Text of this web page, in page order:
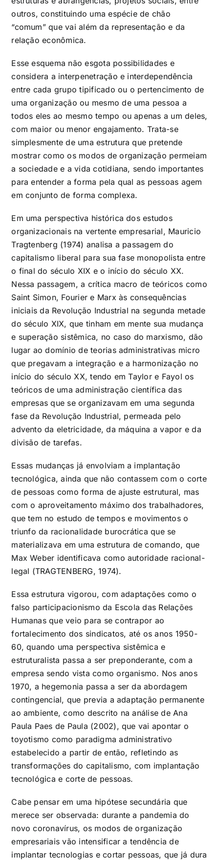
outros, constituindo uma espécie de chão
“comum” que vai além da representação e da
relação econômica.
Esse esquema não esgota possibilidades e
considera a interpenetração e interdependência
entre cada grupo tipificado ou o pertencimento de
uma organização ou mesmo de uma pessoa a
todos eles ao mesmo tempo ou apenas a um deles,
com maior ou menor engajamento. Trata-se
simplesmente de uma estrutura que pretende
mostrar como os modos de organização permeiam
a sociedade e a vida cotidiana, sendo importantes
para entender a forma pela qual as pessoas agem
em conjunto de forma complexa.
Em uma perspectiva histórica dos estudos
organizacionais na vertente empresarial, Mauricio
Tragtenberg (1974) analisa a passagem do
capitalismo liberal para sua fase monopolista entre
o final do século XIX e o início do século XX.
Nessa passagem, a crítica macro de teóricos como
Saint Simon, Fourier e Marx às consequências
iniciais da Revolução Industrial na segunda metade
do século XIX, que tinham em mente sua mudança
e superação sistêmica, no caso do marxismo, dão
lugar ao domínio de teorias administrativas micro
que pregavam a integração e a harmonização no
início do século XX, tendo em Taylor e Fayol os
teóricos de uma administração científica das
empresas que se organizavam em uma segunda
fase da Revolução Industrial, permeada pelo
advento da eletricidade, da máquina a vapor e da
divisão de tarefas.
Essas mudanças já envolviam a implantação
tecnológica, ainda que não contassem com o corte
de pessoas como forma de ajuste estrutural, mas
com o aproveitamento máximo dos trabalhadores,
que tem no estudo de tempos e movimentos o
triunfo da racionalidade burocrática que se
materializava em uma estrutura de comando, que
Max Weber identificava como autoridade racional-
legal (TRAGTENBERG, 1974).
Essa estrutura vigorou, com adaptações como o
falso participacionismo da Escola das Relações
Humanas que veio para se contrapor ao
fortalecimento dos sindicatos, até os anos 1950-
60, quando uma perspectiva sistêmica e
estruturalista passa a ser preponderante, com a
empresa sendo vista como organismo. Nos anos
1970, a hegemonia passa a ser da abordagem
contingencial, que previa a adaptação permanente
ao ambiente, como descrito na análise de Ana
Paula Paes de Paula (2002), que vai apontar o
toyotismo como paradigma administrativo
estabelecido a partir de então, refletindo as
transformações do capitalismo, com implantação
tecnológica e corte de pessoas.
Cabe pensar em uma hipótese secundária que
merece ser observada: durante a pandemia do
novo coronavírus, os modos de organização
empresariais vão intensificar a tendência de
implantar tecnologias e cortar pessoas, que já dura